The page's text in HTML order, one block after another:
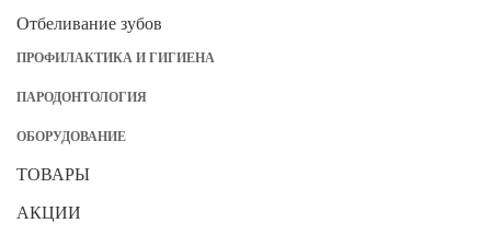
Отбеливание зубов
ПРОФИЛАКТИКА И ГИГИЕНА
ПАРОДОНТОЛОГИЯ
ОБОРУДОВАНИЕ
ТОВАРЫ
АКЦИИ